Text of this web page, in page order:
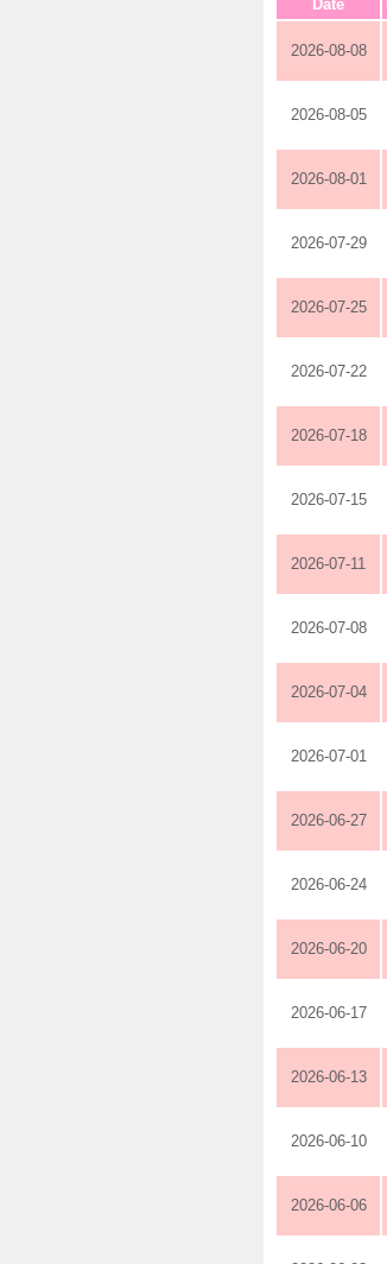
Date
2026-08-08
2026-08-05
2026-08-01
2026-07-29
2026-07-25
2026-07-22
2026-07-18
2026-07-15
2026-07-11
2026-07-08
2026-07-04
2026-07-01
2026-06-27
2026-06-24
2026-06-20
2026-06-17
2026-06-13
2026-06-10
2026-06-06